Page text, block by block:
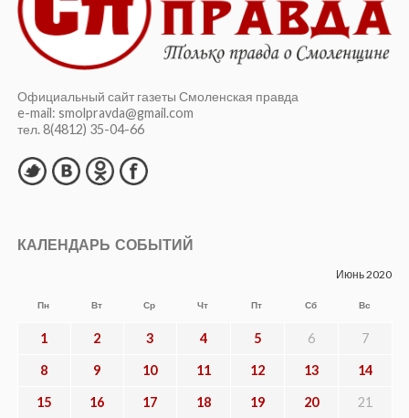
Официальный сайт газеты Смоленская правда
e-mail: smolpravda@gmail.com
тел. 8(4812) 35-04-66
КАЛЕНДАРЬ СОБЫТИЙ
Июнь 2020
Пн Вт Ср Чт Пт Сб Вс
1 2 3 4 5 6 7
8 9 10 11 12 13 14
15 16 17 18 19 20 21